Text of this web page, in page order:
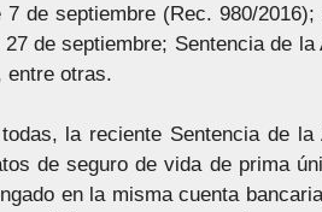
7 de septiembre (Rec. 980/
27 de septiembre; Sentencia de
entre otras.
la reciente Sentencia de
de seguro de vida de prima
en la misma cuenta